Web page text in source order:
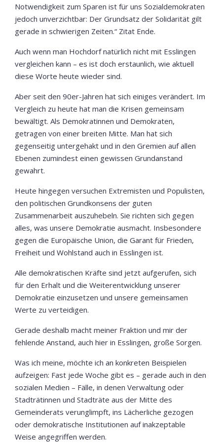
Notwendigkeit zum Sparen ist für uns Sozialdemokraten
jedoch unverzichtbar: Der Grundsatz der Solidarität gilt
gerade in schwierigen Zeiten.“ Zitat Ende.
Auch wenn man Hochdorf natürlich nicht mit Esslingen
vergleichen kann – es ist doch erstaunlich, wie aktuell
diese Worte heute wieder sind.
Aber seit den 90er-Jahren hat sich einiges verändert. Im
Vergleich zu heute hat man die Krisen gemeinsam
bewältigt. Als Demokratinnen und Demokraten,
getragen von einer breiten Mitte. Man hat sich
gegenseitig untergehakt und in den Gremien auf allen
Ebenen zumindest einen gewissen Grundanstand
gewahrt.
Heute hingegen versuchen Extremisten und Populisten,
den politischen Grundkonsens der guten
Zusammenarbeit auszuhebeln. Sie richten sich gegen
alles, was unsere Demokratie ausmacht. Insbesondere
gegen die Europäische Union, die Garant für Frieden,
Freiheit und Wohlstand auch in Esslingen ist.
Alle demokratischen Kräfte sind jetzt aufgerufen, sich
für den Erhalt und die Weiterentwicklung unserer
Demokratie einzusetzen und unsere gemeinsamen
Werte zu verteidigen.
Gerade deshalb macht meiner Fraktion und mir der
fehlende Anstand, auch hier in Esslingen, große Sorgen.
Was ich meine, möchte ich an konkreten Beispielen
aufzeigen: Fast jede Woche gibt es – gerade auch in den
sozialen Medien – Fälle, in denen Verwaltung oder
Stadträtinnen und Stadträte aus der Mitte des
Gemeinderats verunglimpft, ins Lächerliche gezogen
oder demokratische Institutionen auf inakzeptable
Weise angegriffen werden.